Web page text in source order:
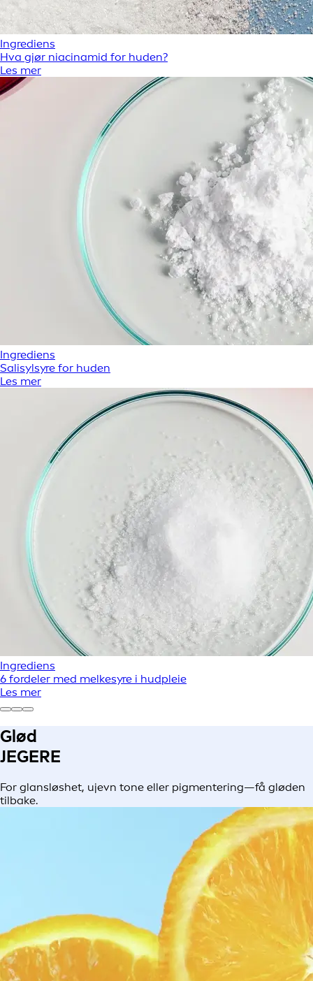
Ingrediens
Hva gjør niacinamid for huden?
Les mer
Ingrediens
Salisylsyre for huden
Les mer
Ingrediens
6 fordeler med melkesyre i hudpleie
Les mer
Glød
JEGERE
For glansløshet, ujevn tone eller pigmentering—få gløden
tilbake.